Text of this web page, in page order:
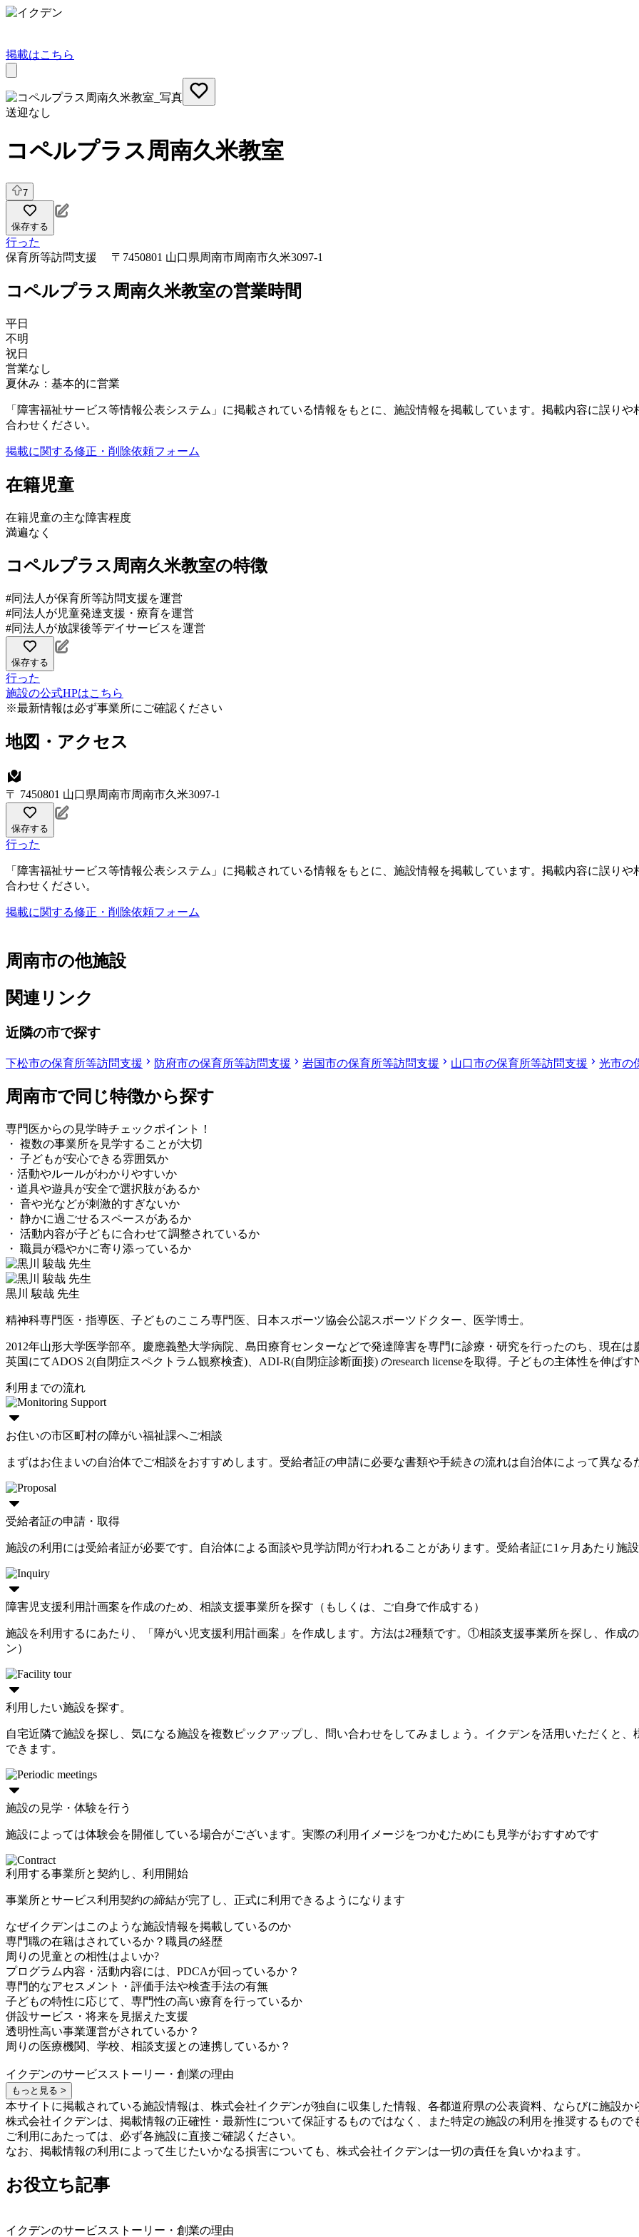
掲載はこちら
送迎なし
コペルプラス周南久米教室
7
保存する
行った
保育所等訪問支援 〒7450801 山口県周南市周南市久米3097-1
コペルプラス周南久米教室の営業時間
平日
不明
祝日
営業なし
夏休み：基本的に営業
「障害福祉サービス等情報公表システム」に掲載されている情報をもとに、施設情報を掲載しています。掲載内容に誤り
合わせください。
掲載に関する修正・削除依頼フォーム
在籍児童
在籍児童の主な障害程度
満遍なく
コペルプラス周南久米教室の特徴
#同法人が保育所等訪問支援を運営
#同法人が児童発達支援・療育を運営
#同法人が放課後等デイサービスを運営
保存する
行った
施設の公式HPはこちら
※最新情報は必ず事業所にご確認ください
地図・アクセス
〒 7450801 山口県周南市周南市久米3097-1
保存する
行った
「障害福祉サービス等情報公表システム」に掲載されている情報をもとに、施設情報を掲載しています。掲載内容に誤り
合わせください。
掲載に関する修正・削除依頼フォーム
周南市の他施設
関連リンク
近隣の市で探す
下松市の保育所等訪問支援 防府市の保育所等訪問支援 岩国市の保育所等訪問支援 山口市の保育所等訪問支援 光市の
周南市で同じ特徴から探す
専門医からの見学時チェックポイント！
・ 複数の事業所を見学することが大切
・ 子どもが安心できる雰囲気か
・活動やルールがわかりやすいか
・道具や遊具が安全で選択肢があるか
・ 音や光などが刺激的すぎないか
・ 静かに過ごせるスペースがあるか
・ 活動内容が子どもに合わせて調整されているか
・ 職員が穏やかに寄り添っているか
黒川 駿哉 先生
精神科専門医・指導医、子どものこころ専門医、日本スポーツ協会公認スポーツドクター、医学博士。
2012年山形大学医学部卒。慶應義塾大学病院、島田療育センターなどで発達障害を専門に診療・研究を行ったのち、現在
英国にてADOS 2(自閉症スペクトラム観察検査)、ADI-R(自閉症診断面接) のresearch licenseを取得。子どもの主体性を伸ばす
利用までの流れ
お住いの市区町村の障がい福祉課へご相談
まずはお住まいの自治体でご相談をおすすめします。受給者証の申請に必要な書類や手続きの流れは自治体によって異なる
受給者証の申請・取得
施設の利用には受給者証が必要です。自治体による面談や見学訪問が行われることがあります。受給者証に1ヶ月あたり施
障害児支援利用計画案を作成のため、相談支援事業所を探す（もしくは、ご自身で作成する）
施設を利用するにあたり、「障がい児支援利用計画案」を作成します。方法は2種類です。①相談支援事業所を探し、作
ン）
利用したい施設を探す。
自宅近隣で施設を探し、気になる施設を複数ピックアップし、問い合わせをしてみましょう。イクデンを活用いただくと
できます。
施設の見学・体験を行う
施設によっては体験会を開催している場合がございます。実際の利用イメージをつかむためにも見学がおすすめです
利用する事業所と契約し、利用開始
事業所とサービス利用契約の締結が完了し、正式に利用できるようになります
なぜイクデンはこのような施設情報を掲載しているのか
専門職の在籍はされているか？職員の経歴
周りの児童との相性はよいか?
プログラム内容・活動内容には、PDCAが回っているか？
専門的なアセスメント・評価手法や検査手法の有無
子どもの特性に応じて、専門性の高い療育を行っているか
併設サービス・将来を見据えた支援
透明性高い事業運営がされているか？
周りの医療機関、学校、相談支援との連携しているか？
イクデンのサービスストーリー・創業の理由
もっと見る >
本サイトに掲載されている施設情報は、株式会社イクデンが独自に収集した情報、各都道府県の公表資料、ならびに施設か
株式会社イクデンは、掲載情報の正確性・最新性について保証するものではなく、また特定の施設の利用を推奨するもので
ご利用にあたっては、必ず各施設に直接ご確認ください。
なお、掲載情報の利用によって生じたいかなる損害についても、株式会社イクデンは一切の責任を負いかねます。
お役立ち記事
イクデンのサービスストーリー・創業の理由